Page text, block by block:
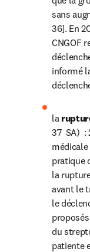
sans
36]. En
CNGOF
informé
la
37  SA)
pratique
la
avant le
le
du
patiente